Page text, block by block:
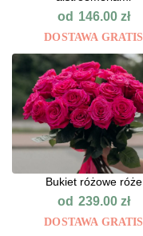
od 146.00 zł
DOSTAWA GRATIS
Bukiet różowe róże
od 239.00 zł
DOSTAWA GRATIS